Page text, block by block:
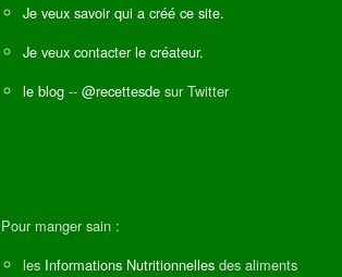
Je veux savoir qui a créé ce site.
Je veux contacter le créateur.
le blog -- @recettesde sur Twitter
Pour manger sain :
les Informations Nutritionnelles des aliments